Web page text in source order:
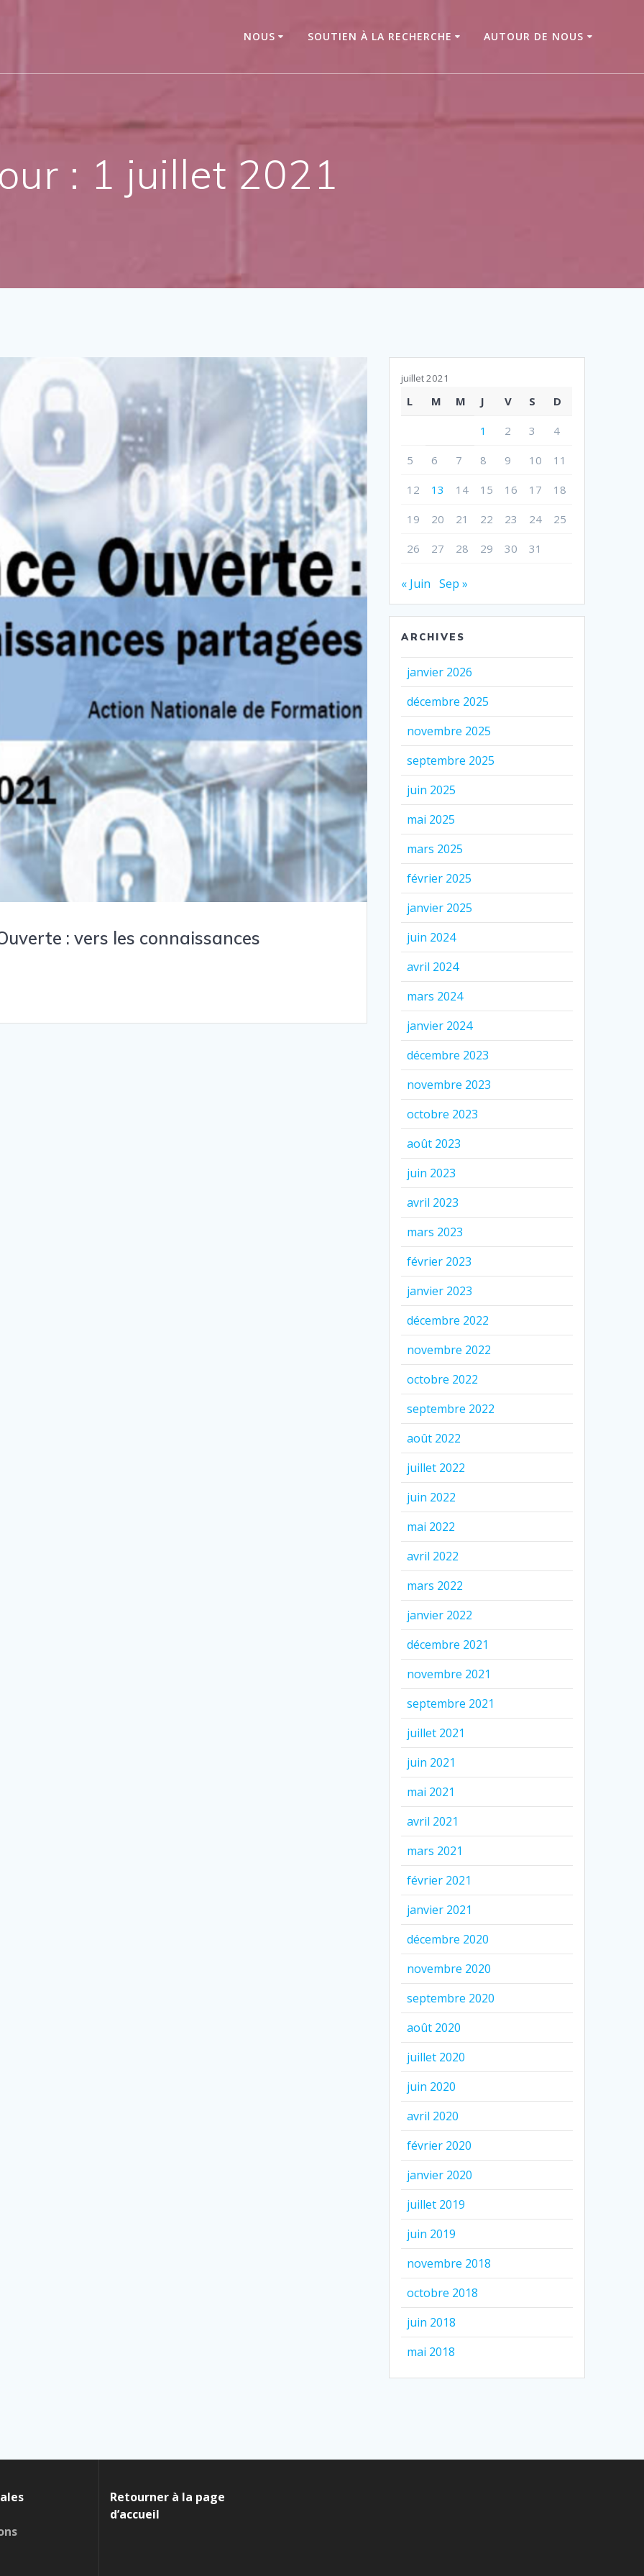
NOUS SOUTIEN À LA RECHERCHE AUTOUR DE NOUS
: 1 juillet 2021
: vers les connaissances
juillet 2021
L M M J V S D
1 2 3 4
5 6 7 8 9 10 11
12 13 14 15 16 17 18
19 20 21 22 23 24 25
26 27 28 29 30 31
« Juin Sep »
ARCHIVES
janvier 2026
décembre 2025
novembre 2025
septembre 2025
juin 2025
mai 2025
mars 2025
février 2025
janvier 2025
juin 2024
avril 2024
mars 2024
janvier 2024
décembre 2023
novembre 2023
octobre 2023
août 2023
juin 2023
avril 2023
mars 2023
février 2023
janvier 2023
décembre 2022
novembre 2022
octobre 2022
septembre 2022
août 2022
juillet 2022
juin 2022
mai 2022
avril 2022
mars 2022
janvier 2022
décembre 2021
novembre 2021
septembre 2021
juillet 2021
juin 2021
mai 2021
avril 2021
mars 2021
février 2021
janvier 2021
décembre 2020
novembre 2020
septembre 2020
août 2020
juillet 2020
juin 2020
avril 2020
février 2020
janvier 2020
juillet 2019
juin 2019
novembre 2018
octobre 2018
juin 2018
mai 2018
Retourner à la page
d’accueil